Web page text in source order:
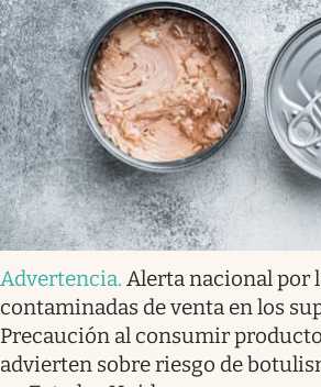
Advertencia. Alerta nacional por
contaminadas de venta en los
Precaución al consumir
advierten sobre riesgo de